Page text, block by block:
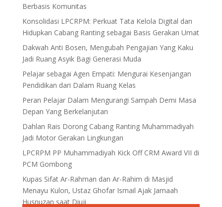
Berbasis Komunitas
Konsolidasi LPCRPM: Perkuat Tata Kelola Digital dan
Hidupkan Cabang Ranting sebagai Basis Gerakan Umat
Dakwah Anti Bosen, Mengubah Pengajian Yang Kaku
Jadi Ruang Asyik Bagi Generasi Muda
Pelajar sebagai Agen Empati: Mengurai Kesenjangan
Pendidikan dari Dalam Ruang Kelas
Peran Pelajar Dalam Mengurangi Sampah Demi Masa
Depan Yang Berkelanjutan
Dahlan Rais Dorong Cabang Ranting Muhammadiyah
Jadi Motor Gerakan Lingkungan
LPCRPM PP Muhammadiyah Kick Off CRM Award VII di
PCM Gombong
Kupas Sifat Ar-Rahman dan Ar-Rahim di Masjid
Menayu Kulon, Ustaz Ghofar Ismail Ajak Jamaah
Husnuzan saat Diuji